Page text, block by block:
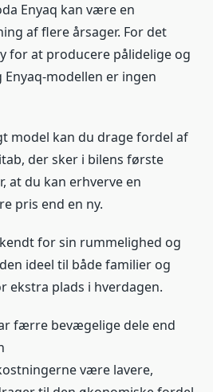
Enyaq kan være en
af flere årsager. For det
for at producere pålidelige og
modellen er ingen
model kan du drage fordel af
der sker i bilens første
at du kan erhverve en
pris end en ny.
for sin rummelighed og
ideel til både familier og
ekstra plads i hverdagen.
færre bevægelige dele end
være lavere,